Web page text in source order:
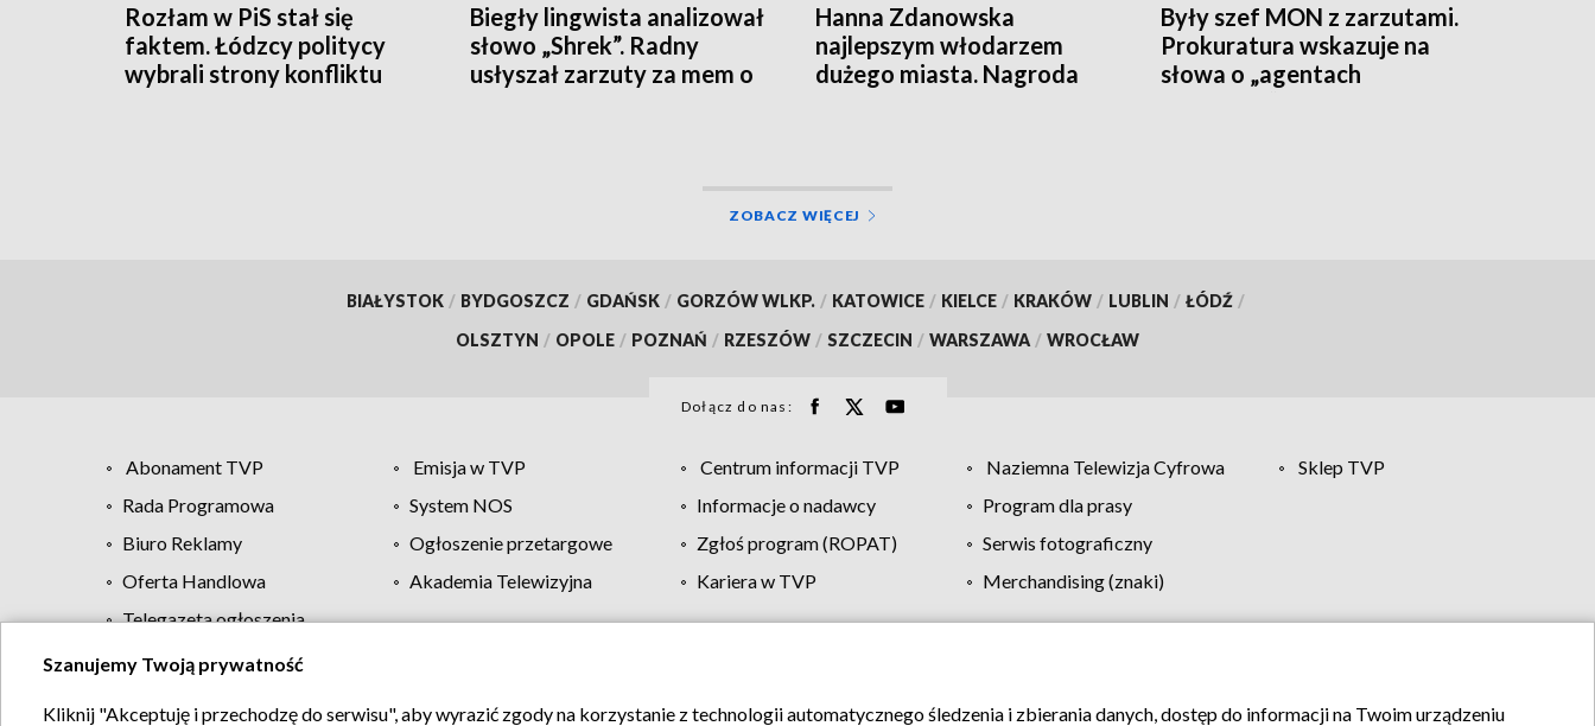
Rozłam w PiS stał się
faktem. Łódzcy politycy
wybrali strony konfliktu
Biegły lingwista analizował
słowo „Shrek”. Radny
usłyszał zarzuty za mem o
Hanna Zdanowska
najlepszym włodarzem
dużego miasta. Nagroda
Były szef MON z zarzutami.
Prokuratura wskazuje na
słowa o „agentach
ZOBACZ WIĘCEJ
BIAŁYSTOK / BYDGOSZCZ / GDAŃSK / GORZÓW WLKP. / KATOWICE / KIELCE / KRAKÓW / LUBLIN / ŁÓDŹ /
OLSZTYN / OPOLE / POZNAŃ / RZESZÓW / SZCZECIN / WARSZAWA / WROCŁAW
Dołącz do nas:
Abonament TVP Emisja w TVP Centrum informacji TVP Naziemna Telewizja Cyfrowa
Sklep TVP
Rada Programowa
System NOS Informacje o nadawcy
Program dla prasy
Biuro Reklamy
Ogłoszenie przetargowe Zgłoś program (ROPAT)
Serwis fotograficzny
Oferta Handlowa
Akademia Telewizyjna Kariera w TVP
Merchandising (znaki)
Telegazeta ogłoszenia
Regulamin TVP Polityka prywatności Moje zgody Pomoc Biuro reklamy Kontakt
Szanujemy Twoją prywatność
Kliknij "Akceptuję i przechodzę do serwisu", aby wyrazić zgody na korzystanie z technologii automatycznego śledzenia i zbierania danych, dostęp do informacji na Twoim urządzeniu